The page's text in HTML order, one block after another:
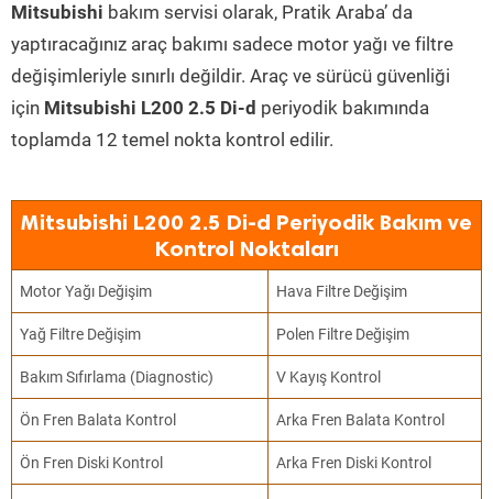
Mitsubishi bakım servisi olarak, Pratik Araba’ da
yaptıracağınız araç bakımı sadece motor yağı ve filtre
değişimleriyle sınırlı değildir. Araç ve sürücü güvenliği
için Mitsubishi L200 2.5 Di-d periyodik bakımında
toplamda 12 temel nokta kontrol edilir.
Mitsubishi L200 2.5 Di-d Periyodik Bakım ve
Kontrol Noktaları
Motor Yağı Değişim Hava Filtre Değişim
Yağ Filtre Değişim Polen Filtre Değişim
Bakım Sıfırlama (Diagnostic) V Kayış Kontrol
Ön Fren Balata Kontrol Arka Fren Balata Kontrol
Ön Fren Diski Kontrol Arka Fren Diski Kontrol